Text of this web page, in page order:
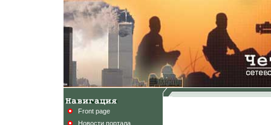
Front page
Новости портала